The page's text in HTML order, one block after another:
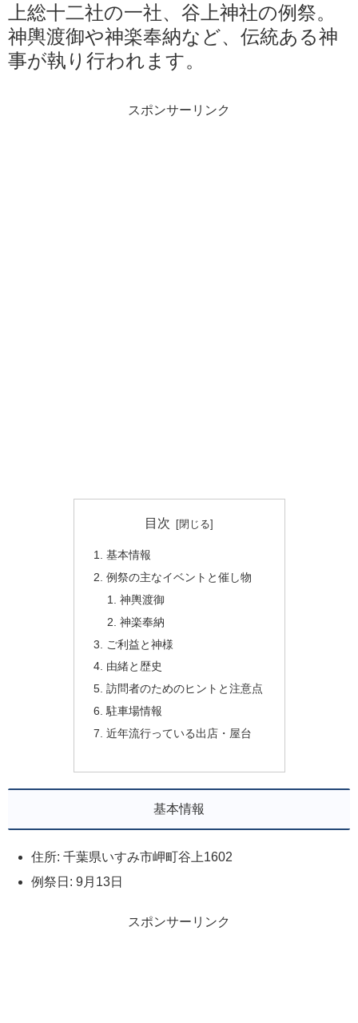
上総十二社の一社、谷上神社の例祭。
神輿渡御や神楽奉納など、伝統ある神
事が執り行われます。
スポンサーリンク
目次
基本情報
例祭の主なイベントと催し物
神輿渡御
神楽奉納
ご利益と神様
由緒と歴史
訪問者のためのヒントと注意点
駐車場情報
近年流行っている出店・屋台
基本情報
住所: 千葉県いすみ市岬町谷上1602
例祭日: 9月13日
スポンサーリンク